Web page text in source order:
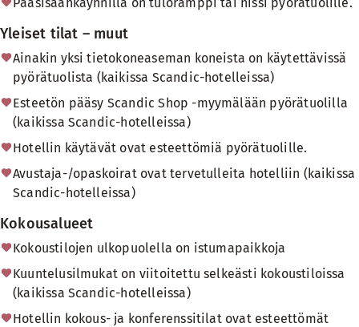
Yleiset tilat – muut
Ainakin yksi tietokoneaseman koneista on käytettävissä
pyörätuolista (kaikissa Scandic-hotelleissa)
Esteetön pääsy Scandic Shop -myymälään pyörätuolilla
(kaikissa Scandic-hotelleissa)
Hotellin käytävät ovat esteettömiä pyörätuolille.
Avustaja-/opaskoirat ovat tervetulleita hotelliin (kaikissa
Scandic-hotelleissa)
Kokousalueet
Kokoustilojen ulkopuolella on istumapaikkoja
Kuuntelusilmukat on viitoitettu selkeästi kokoustiloissa
(kaikissa Scandic-hotelleissa)
Hotellin kokous- ja konferenssitilat ovat esteettömät